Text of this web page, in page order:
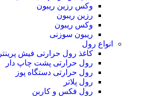
وکس رزین ریبون
رزین ریبون
وکس ریبون
ریبون سوزنی
انواع رول
کاغذ رول حرارتی فیش پرینتر
رول حرارتی پشت چاپ دار
رول حرارتی دستگاه پوز
رول پلاتر
رول فکس و کاربن